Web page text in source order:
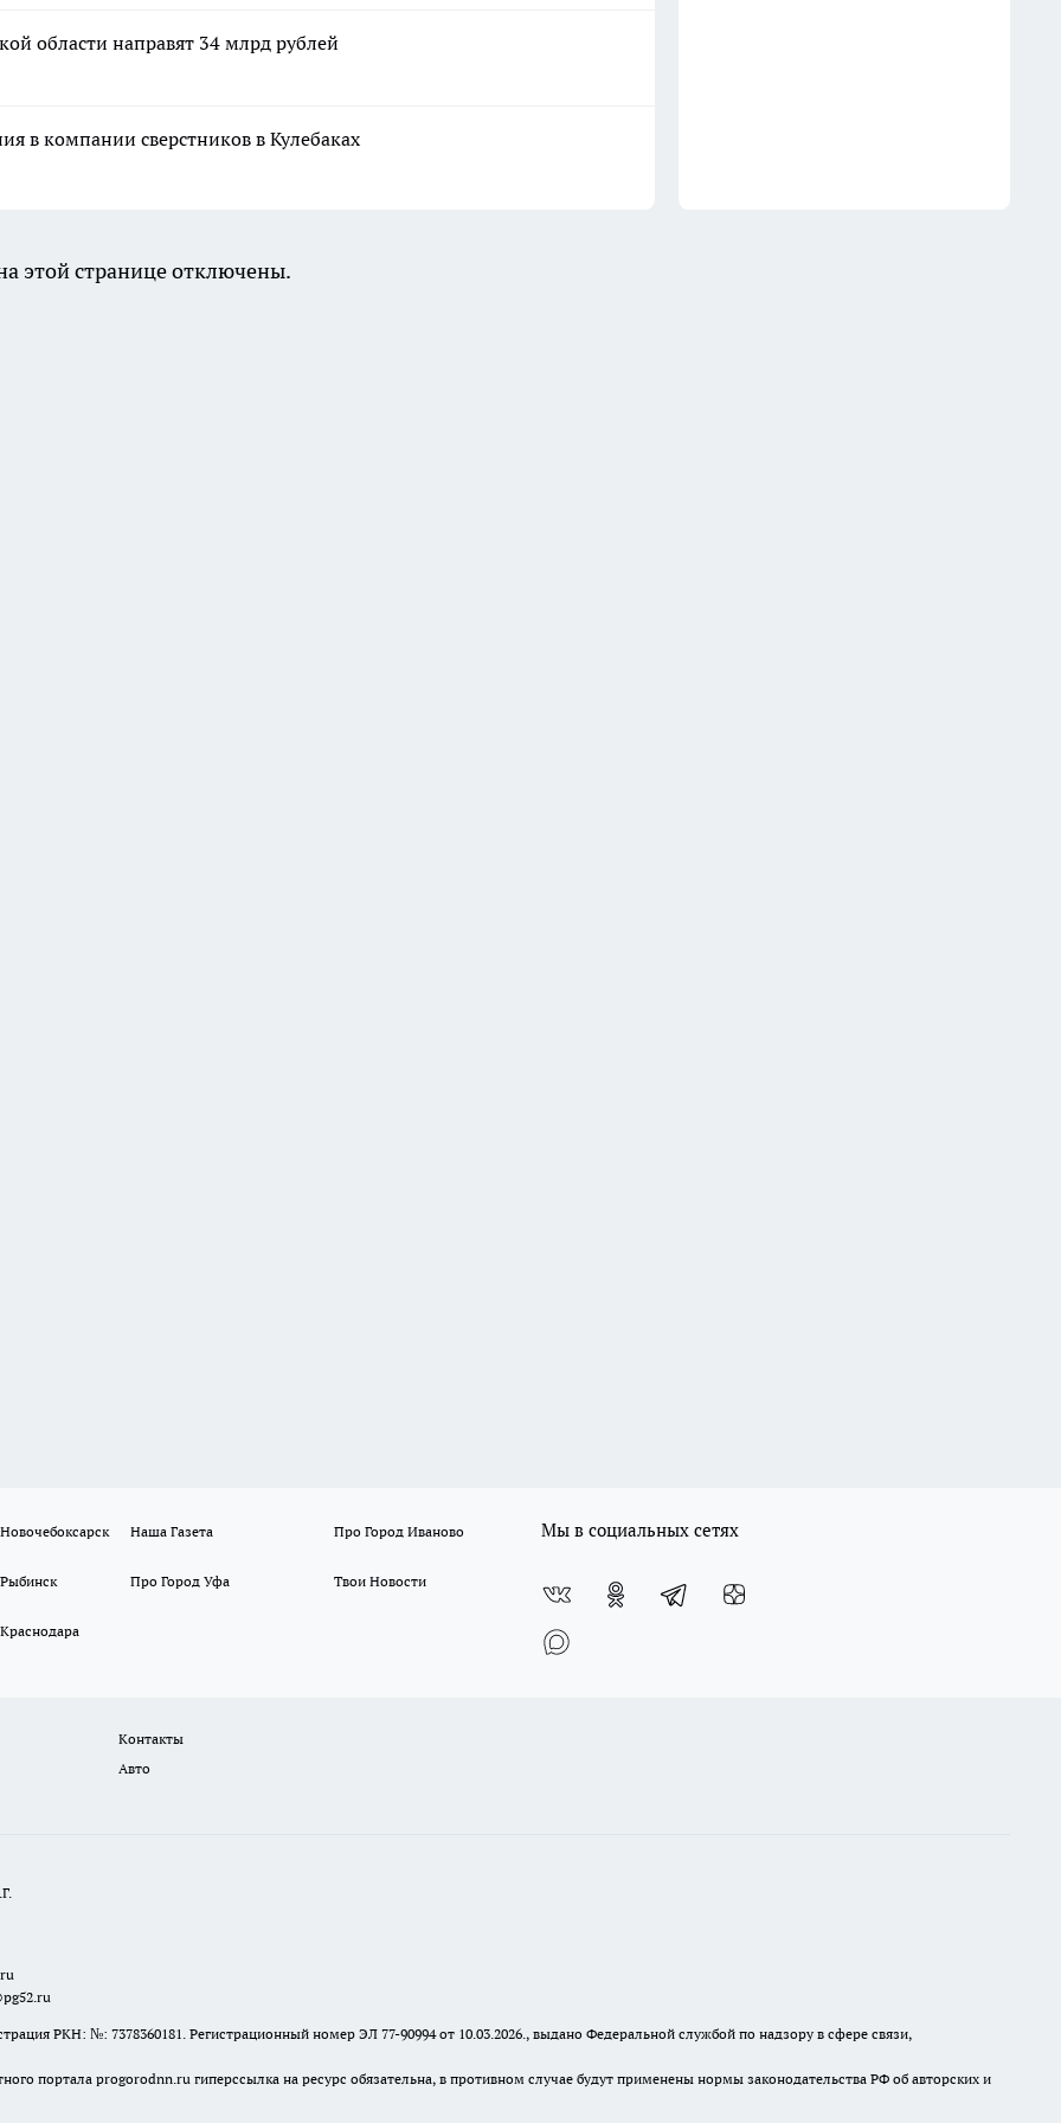
области направят 34 млрд рублей
в компании сверстников в Кулебаках
этой странице отключены.
Наша Газета Про Город Иваново
Про Город Уфа Твои Новости
Мы в социальных сетях
Контакты
Авто
РКН: №: 7378360181. Регистрационный номер ЭЛ 77-90994 от 10.03.2026., выдано Федеральной службой по надзору в сфере связи,
портала progorodnn.ru гиперссылка на ресурс обязательна, в противном случае будут применены нормы законодательства РФ об авторских и